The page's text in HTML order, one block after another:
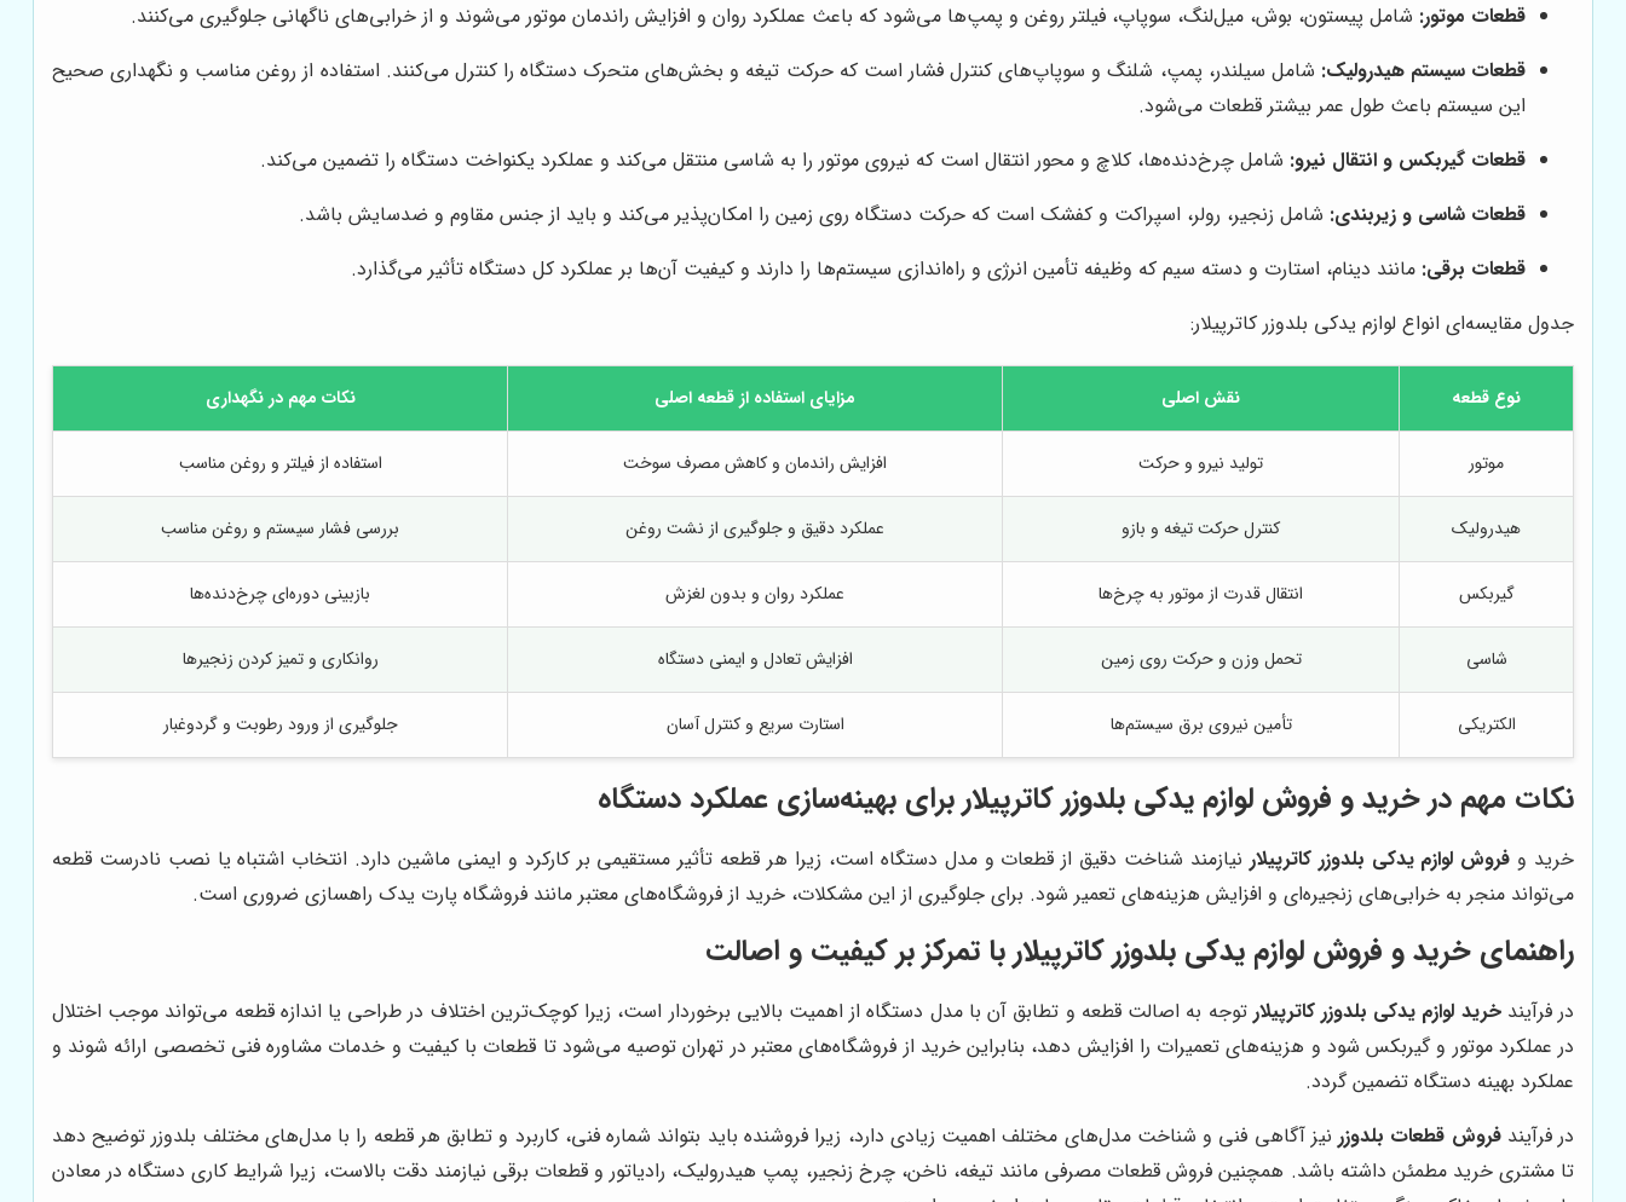
قطعات موتور: شامل پیستون، بوش، میل‌لنگ، سوپاپ، فیلتر روغن و پمپ‌ها می‌شود که باعث عملکرد روان و افزایش راندمان موتور می‌شوند و از خرابی‌های ناگهانی جلوگیری می‌کنند.
قطعات سیستم هیدرولیک: شامل سیلندر، پمپ، شلنگ و سوپاپ‌های کنترل فشار است که حرکت تیغه و بخش‌های متحرک دستگاه را کنترل می‌کنند. استفاده از روغن مناسب و نگهداری صحیح
این سیستم باعث طول عمر بیشتر قطعات می‌شود.
قطعات گیربکس و انتقال نیرو: شامل چرخ‌دنده‌ها، کلاچ و محور انتقال است که نیروی موتور را به شاسی منتقل می‌کند و عملکرد یکنواخت دستگاه را تضمین می‌کند.
قطعات شاسی و زیر‌بندی: شامل زنجیر، رولر، اسپراکت و کفشک است که حرکت دستگاه روی زمین را امکان‌پذیر می‌کند و باید از جنس مقاوم و ضدسایش باشد.
قطعات برقی: مانند دینام، استارت و دسته سیم که وظیفه تأمین انرژی و راه‌اندازی سیستم‌ها را دارند و کیفیت آن‌ها بر عملکرد کل دستگاه تأثیر می‌گذارد.
جدول مقایسه‌ای انواع لوازم یدکی بلدوزر کاترپیلار:
نوع قطعه نقش اصلی مزایای استفاده از قطعه اصلی نکات مهم در نگهداری
موتور تولید نیرو و حرکت افزایش راندمان و کاهش مصرف سوخت استفاده از فیلتر و روغن مناسب
هیدرولیک کنترل حرکت تیغه و بازو عملکرد دقیق و جلوگیری از نشت روغن بررسی فشار سیستم و روغن مناسب
گیربکس انتقال قدرت از موتور به چرخ‌ها عملکرد روان و بدون لغزش بازبینی دوره‌ای چرخ‌دنده‌ها
شاسی تحمل وزن و حرکت روی زمین افزایش تعادل و ایمنی دستگاه روانکاری و تمیز کردن زنجیرها
الکتریکی تأمین نیروی برق سیستم‌ها استارت سریع و کنترل آسان جلوگیری از ورود رطوبت و گردوغبار
نکات مهم در خرید و فروش لوازم یدکی بلدوزر کاترپیلار برای بهینه‌سازی عملکرد دستگاه
خرید و فروش لوازم یدکی بلدوزر کاترپیلار نیازمند شناخت دقیق از قطعات و مدل دستگاه است، زیرا هر قطعه تأثیر مستقیمی بر کارکرد و ایمنی ماشین دارد. انتخاب اشتباه یا نصب نادرست قطعه
می‌تواند منجر به خرابی‌های زنجیره‌ای و افزایش هزینه‌های تعمیر شود. برای جلوگیری از این مشکلات، خرید از فروشگاه‌های معتبر مانند فروشگاه پارت یدک راهسازی ضروری است.
راهنمای خرید و فروش لوازم یدکی بلدوزر کاترپیلار با تمرکز بر کیفیت و اصالت
در فرآیند خرید لوازم یدکی بلدوزر کاترپیلار توجه به اصالت قطعه و تطابق آن با مدل دستگاه از اهمیت بالایی برخوردار است، زیرا کوچک‌ترین اختلاف در طراحی یا اندازه قطعه می‌تواند موجب اختلال
در عملکرد موتور و گیربکس شود و هزینه‌های تعمیرات را افزایش دهد، بنابراین خرید از فروشگاه‌های معتبر در تهران توصیه می‌شود تا قطعات با کیفیت و خدمات مشاوره فنی تخصصی ارائه شوند و
عملکرد بهینه دستگاه تضمین گردد.
در فرآیند فروش قطعات بلدوزر نیز آگاهی فنی و شناخت مدل‌های مختلف اهمیت زیادی دارد، زیرا فروشنده باید بتواند شماره فنی، کاربرد و تطابق هر قطعه را با مدل‌های مختلف بلدوزر توضیح دهد
تا مشتری خرید مطمئن داشته باشد. همچنین فروش قطعات مصرفی مانند تیغه، ناخن، چرخ زنجیر، پمپ هیدرولیک، رادیاتور و قطعات برقی نیازمند دقت بالاست، زیرا شرایط کاری دستگاه در معادن